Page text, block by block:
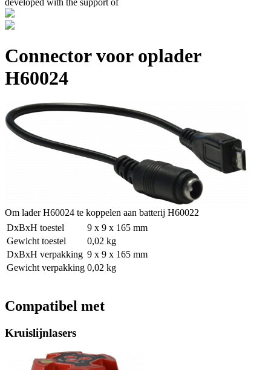
Connector voor oplader
H60024
Om lader H60024 te koppelen aan batterij H60022
DxBxH toestel
9 x 9 x 165 mm
Gewicht toestel
0,02 kg
DxBxH verpakking 9 x 9 x 165 mm
Gewicht verpakking 0,02 kg
Compatibel met
Kruislijnlasers